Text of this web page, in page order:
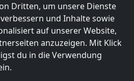
Dritten, um unsere Dienste
und Inhalte sowie
auf unserer Website,
anzuzeigen. Mit Klick
du in die Verwendung